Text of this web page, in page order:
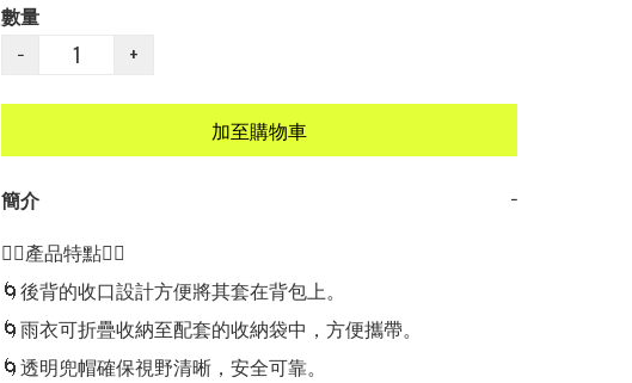
數量
−
+
加至購物車
簡介
−
👍🏻產品特點👍🏻
🌀後背的收口設計方便將其套在背包上。
🌀雨衣可折疊收納至配套的收納袋中，方便攜帶。
🌀透明兜帽確保視野清晰，安全可靠。